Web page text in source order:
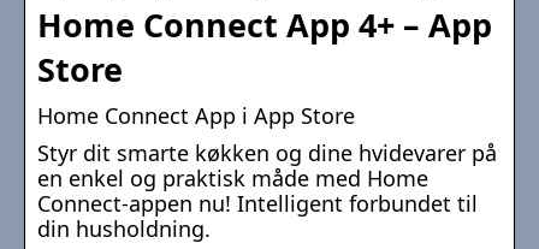
Home Connect App 4+ – App
Store
‎Home Connect App i App Store
Styr dit smarte køkken og dine hvidevarer på
en enkel og praktisk måde med Home
Connect-appen nu! Intelligent forbundet til
din husholdning.